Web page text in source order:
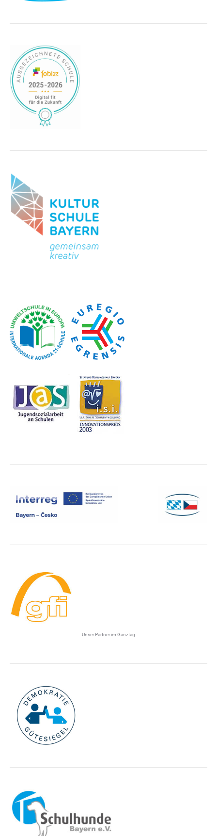
Unser Partner im Ganztag